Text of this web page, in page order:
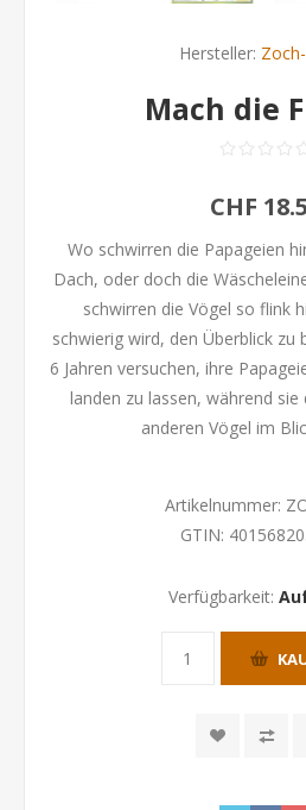
Hersteller:
Mach die
CHF
Wo schwirren die Papageien
Dach, oder doch die
schwirren die Vögel so flink
schwierig wird, den Überblick zu
6 Jahren versuchen, ihre
landen zu lassen, während
anderen Vögel im
Artikelnummer:
GTIN:
Verfügbarkeit: